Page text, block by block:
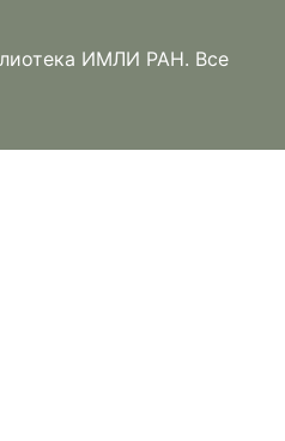
ИМЛИ РАН. Все